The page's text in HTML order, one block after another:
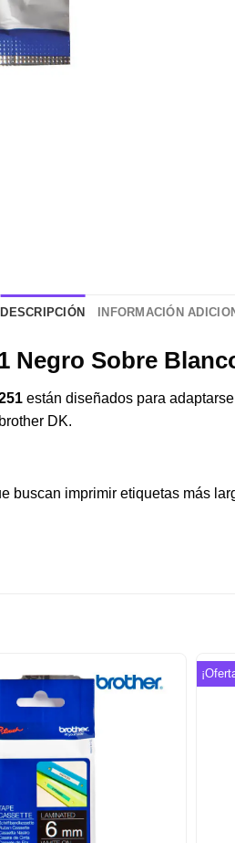
DESCRIPCIÓN INFORMACIÓN
Negro Sobre
están diseñados para
DK.
buscan imprimir etiquetas más